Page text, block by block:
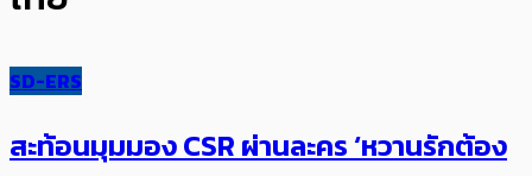
SD-ERS
สะท้อนมุมมอง CSR ผ่านละคร ‘หวานรักต้อง